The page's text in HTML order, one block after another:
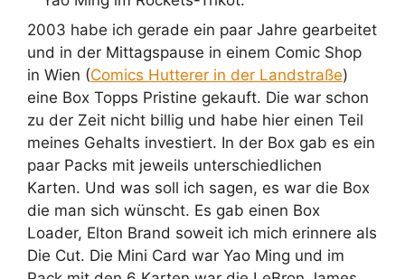
2003 habe ich gerade ein paar Jahre gearbeitet
und in der Mittagspause in einem Comic Shop
in Wien (Comics Hutterer in der Landstraße)
eine Box Topps Pristine gekauft. Die war schon
zu der Zeit nicht billig und habe hier einen Teil
meines Gehalts investiert. In der Box gab es ein
paar Packs mit jeweils unterschiedlichen
Karten. Und was soll ich sagen, es war die Box
die man sich wünscht. Es gab einen Box
Loader, Elton Brand soweit ich mich erinnere als
Die Cut. Die Mini Card war Yao Ming und im